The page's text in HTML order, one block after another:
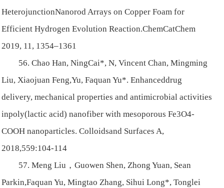
HeterojunctionNanorod Arrays on Copper Foam for
Efficient Hydrogen Evolution Reaction.ChemCatChem
2019, 11, 1354–1361
56. Chao Han, NingCai*, N, Vincent Chan, Mingming
Liu, Xiaojuan Feng,Yu, Faquan Yu*. Enhanceddrug
delivery, mechanical properties and antimicrobial activities
inpoly(lactic acid) nanofiber with mesoporous Fe3O4-
COOH nanoparticles. Colloidsand Surfaces A,
2018,559:104-114
57. Meng Liu，Guowen Shen, Zhong Yuan, Sean
Parkin,Faquan Yu, Mingtao Zhang, Sihui Long*, Tonglei